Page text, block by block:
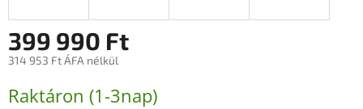
399 990 Ft
314 953 Ft ÁFA nélkül
Raktáron (1-3nap)